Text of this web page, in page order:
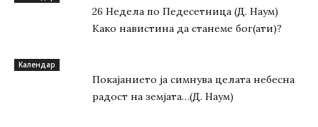
26 Недела по Педесетница (Д. Наум)
Како навистина да станеме бог(ати)?
Kалендар
Покајанието ја симнува целата небесна
радост на земјата…(Д. Наум)